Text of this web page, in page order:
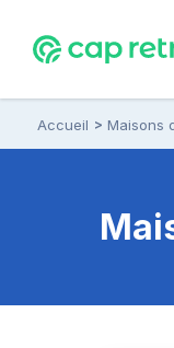
Accueil Maisons